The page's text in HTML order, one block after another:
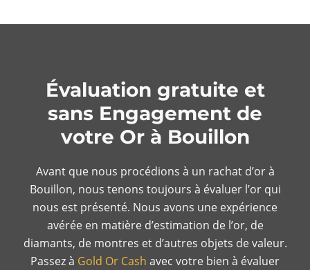
Évaluation gratuite et
sans Engagement de
votre Or à Bouillon
Avant que nous procédions à un rachat d’or à
Bouillon, nous tenons toujours à évaluer l’or qui
nous est présenté. Nous avons une expérience
avérée en matière d’estimation de l’or, de
diamants, de montres et d’autres objets de valeur.
Passez à Gold Or Cash avec votre bien à évaluer